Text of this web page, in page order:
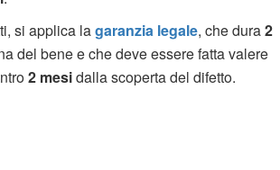
si applica lagaranzia legale, che dura2
del bene e che deve essere fatta valere
2 mesidalla scoperta del difetto.